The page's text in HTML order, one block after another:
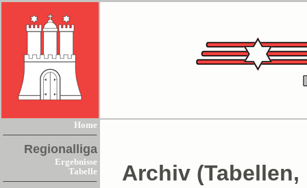
Home
Regionalliga
Ergebnisse
Tabelle
Archiv